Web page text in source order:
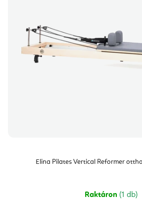
Elina Pilates Vertical Reformer
Raktáron (1 db)